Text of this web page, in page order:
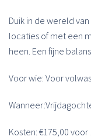
Duik in de wereld
locaties of met een
heen. Een fijne
Voor wie: Voor
Kosten: €175,00 voor